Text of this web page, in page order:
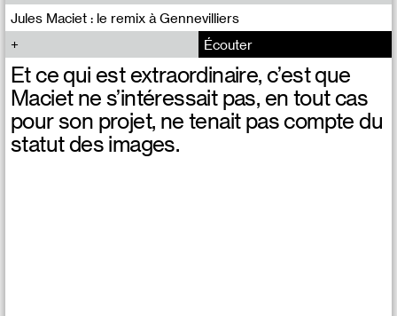
Jules Maciet : le remix à Gennevilliers
Écouter
Et ce qui est extraordinaire, c’est que
Maciet ne s’intéressait pas, en tout cas
pour son projet, ne tenait pas compte du
statut des images.